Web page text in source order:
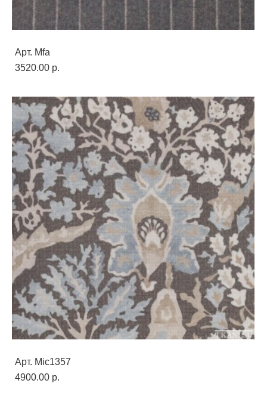
Арт. Mfa
3520.00 p.
Арт. Mic1357
4900.00 p.